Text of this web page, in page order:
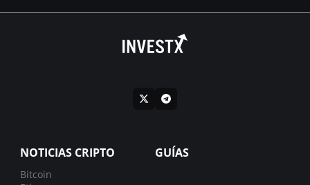
NOTICIAS CRIPTO
Bitcoin
GUÍAS